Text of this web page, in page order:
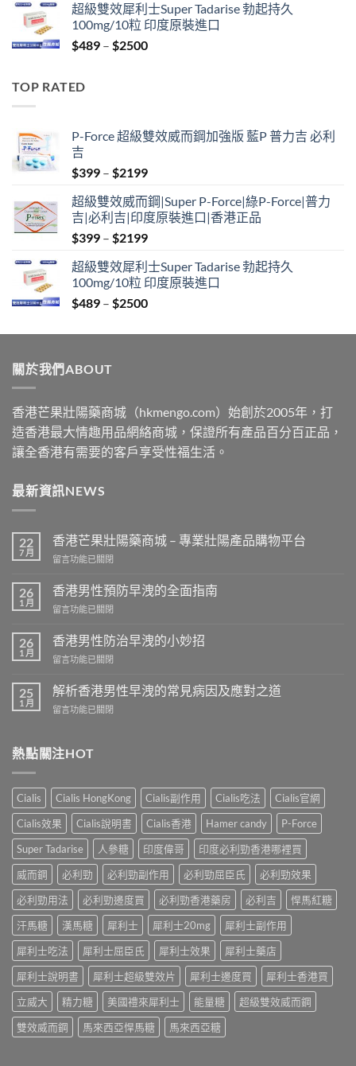
$799
through
$2099
超級雙效犀利士Super Tadarise 勃起持久
100mg/10粒 印度原裝進口
$489 – $2500Price
TOP RATED
P-Force 超級雙效威而鋼加強版 藍P 普力吉 必利
吉
$399 – $2199Price
$399
through
$2199
超級雙效威而鋼|Super P-Force|綠P-Force|普力
吉|必利吉|印度原裝進口|香港正品
$399 – $2199Price
$399
through
$2199
超級雙效犀利士Super Tadarise 勃起持久
100mg/10粒 印度原裝進口
$489 – $2500Price
$489
關於我們ABOUT
香港芒果壯陽藥商城（hkmengo.com）始創於2005年，打
造香港最大情趣用品網絡商城，保證所有產品百分百正品，
讓全香港有需要的客戶享受性福生活。
最新資訊NEWS
22
7 月
香港芒果壯陽藥商城 – 專業壯陽產品購物平台
在
港
芒
果
陽
藥
商
–
專
陽
產
購
物
平
台〉
中
留言功能已關閉
26
1 月
香港男性預防早洩的全面指南
在
港
男
性
防
早
洩
面
中
留言功能已關閉
26
1 月
香港男性防治早洩的小妙招
在
港
男
性
早
小
妙
招〉
中
留言功能已關閉
25
1 月
解析香港男性早洩的常見病因及應對之道
在
香
港
性
早
洩
的
常
見
因
及
應
之
道〉
中
留言功能已關閉
熱點關注HOT
Cialis Cialis HongKong Cialis副作用 Cialis吃法
Cialis官網
Cialis效果
Cialis說明書 Cialis香港 Hamer candy
P-Force
Super Tadarise
人參糖 印度偉哥
印度必利勁香港哪裡買
威而鋼
必利勁 必利勁副作用 必利勁屈臣氏
必利勁效果
必利勁用法
必利勁邊度買 必利勁香港藥房 必利吉
悍馬紅糖
汗馬糖
漢馬糖 犀利士 犀利士20mg
犀利士副作用
犀利士吃法
犀利士屈臣氏 犀利士效果
犀利士藥店
犀利士說明書
犀利士超級雙效片 犀利士邊度買
犀利士香港買
立威大
精力糖 美國禮來犀利士 能量糖
超級雙效威而鋼
雙效威而鋼
馬來西亞悍馬糖 馬來西亞糖